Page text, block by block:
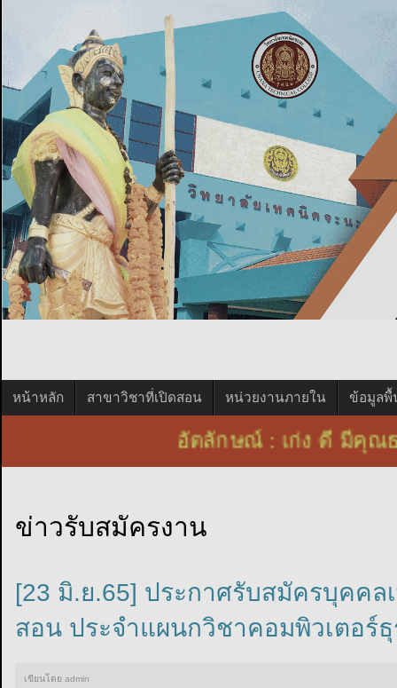
หน้าหลัก สาขาวิชาที่เปิดสอน หน่วยงานภายใน ข้อมูลพื้
อัตลักษณ์ : เก่ง ดี มี
ข่าวรับสมัครงาน
[23 มิ.ย.65] ประกาศรับสมัครบุคคล
สอน ประจำแผนกวิชาคอมพิวเตอร์
เขียนโดยadmin